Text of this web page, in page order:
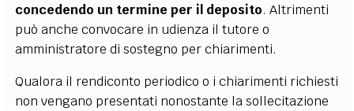
concedendo un termine per il deposito. Altrimenti
può anche convocare in udienza il tutore o
amministratore di sostegno per chiarimenti.
Qualora il rendiconto periodico o i chiarimenti richiesti
non vengano presentati nonostante la sollecitazione